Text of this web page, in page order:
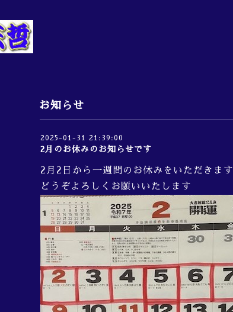
お知らせ
2025-01-31 21:39:00
2月のお休みのお知らせです
2月2日から一週間のお休みをいただきます
どうぞよろしくお願いいたします